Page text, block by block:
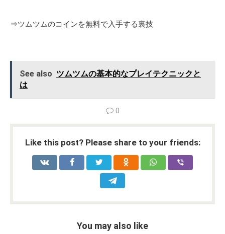
⇒ツムツムのコインを無料で入手する裏技
See also ツムツムの基本的なプレイテクニックと
は
0
Like this post? Please share to your friends:
You may also like